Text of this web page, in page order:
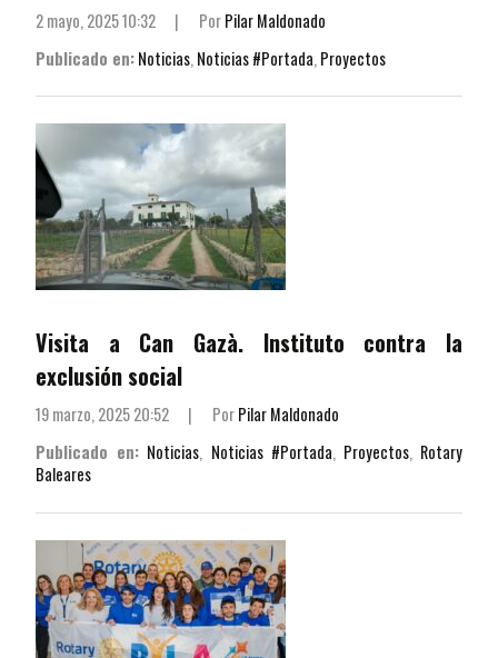
2 mayo, 2025 10:32 | PorPilar Maldonado
Publicado en:Noticias,Noticias #Portada,Proyectos
Visita a Can Gazà. Instituto contra la
exclusión social
19 marzo, 2025 20:52 | PorPilar Maldonado
Publicado en: Noticias, Noticias #Portada, Proyectos, Rotary
Baleares